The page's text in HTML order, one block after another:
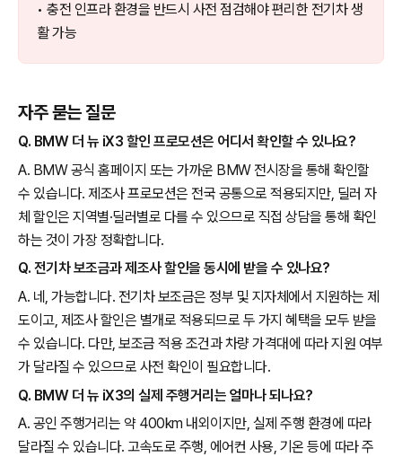
• 충전 인프라 환경을 반드시 사전 점검해야 편리한 전기차 생
활 가능
자주 묻는 질문
Q. BMW 더 뉴 iX3 할인 프로모션은 어디서 확인할 수 있나요?
A. BMW 공식 홈페이지 또는 가까운 BMW 전시장을 통해 확인할
수 있습니다. 제조사 프로모션은 전국 공통으로 적용되지만, 딜러 자
체 할인은 지역별·딜러별로 다를 수 있으므로 직접 상담을 통해 확인
하는 것이 가장 정확합니다.
Q. 전기차 보조금과 제조사 할인을 동시에 받을 수 있나요?
A. 네, 가능합니다. 전기차 보조금은 정부 및 지자체에서 지원하는 제
도이고, 제조사 할인은 별개로 적용되므로 두 가지 혜택을 모두 받을
수 있습니다. 다만, 보조금 적용 조건과 차량 가격대에 따라 지원 여부
가 달라질 수 있으므로 사전 확인이 필요합니다.
Q. BMW 더 뉴 iX3의 실제 주행거리는 얼마나 되나요?
A. 공인 주행거리는 약 400km 내외이지만, 실제 주행 환경에 따라
달라질 수 있습니다. 고속도로 주행, 에어컨 사용, 기온 등에 따라 주